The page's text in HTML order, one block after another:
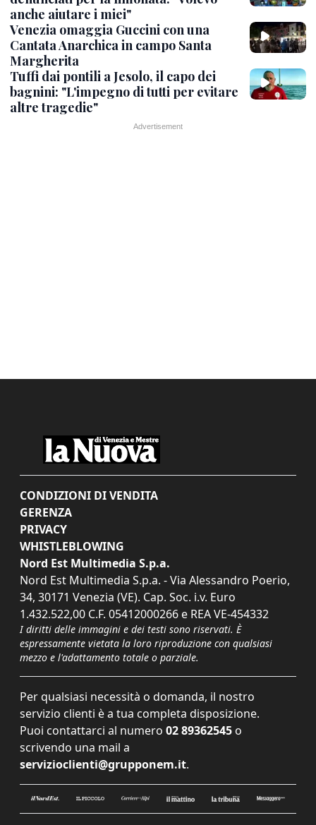
anche aiutare i miei"
Venezia omaggia Guccini con una
Cantata Anarchica in campo Santa
Margherita
Tuffi dai pontili a Jesolo, il capo dei
bagnini: "L'impegno di tutti per evitare
altre tragedie"
CONDIZIONI DI VENDITA
GERENZA
PRIVACY
WHISTLEBLOWING
Nord Est Multimedia S.p.a.
Nord Est Multimedia S.p.a. - Via Alessandro Poerio,
34, 30171 Venezia (VE). Cap. Soc. i.v. Euro
1.432.522,00 C.F. 05412000266 e REA VE-454332
I diritti delle immagini e dei testi sono riservati. È
espressamente vietata la loro riproduzione con qualsiasi
mezzo e l'adattamento totale o parziale.
Per qualsiasi necessità o domanda, il nostro
servizio clienti è a tua completa disposizione.
Puoi contattarci al numero 02 89362545 o
scrivendo una mail a
servizioclienti@grupponem.it.